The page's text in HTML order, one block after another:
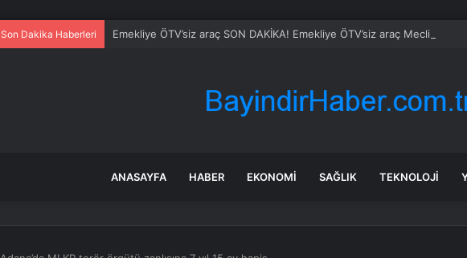
Son Dakika Haberleri Emekliye ÖTV’siz araç SON DAKİKA! Emekliye ÖTV’siz araç Meclis’ten
ANASAYFA HABER EKONOMI SAĞLIK TEKNOLOJI